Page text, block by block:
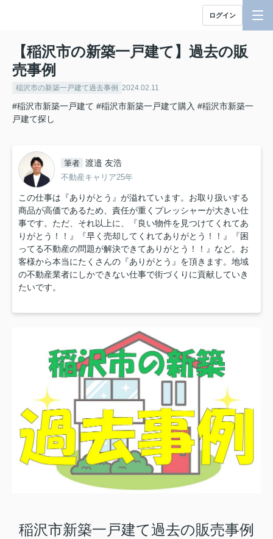
ログイン
【稲沢市の新築一戸建て】過去の販
売事例
稲沢市の新築一戸建て過去事例 2024.02.11
#稲沢市新築一戸建て #稲沢市新築一戸建て購入 #稲沢市新築一
戸建て探し
筆者 渡邉 友浩
不動産キャリア25年
この仕事は『ありがとう』が溢れています。お取り扱いする
商品が高価であるため、責任が重くプレッシャーが大きい仕
事です。ただ、それ以上に、『良い物件を見つけてくれてあ
りがとう！！』『早く売却してくれてありがとう！！』『困
ってる不動産の問題が解決できてありがとう！！』など。お
客様から本当にたくさんの『ありがとう』を頂きます。地域
の不動産業者にしかできない仕事で街づくりに貢献していき
たいです。
稲沢市新築一戸建て過去の販売事例